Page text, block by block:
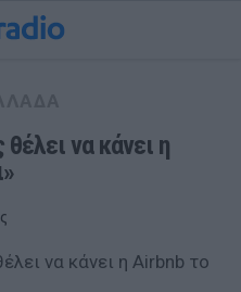
θέλει να κάνει η